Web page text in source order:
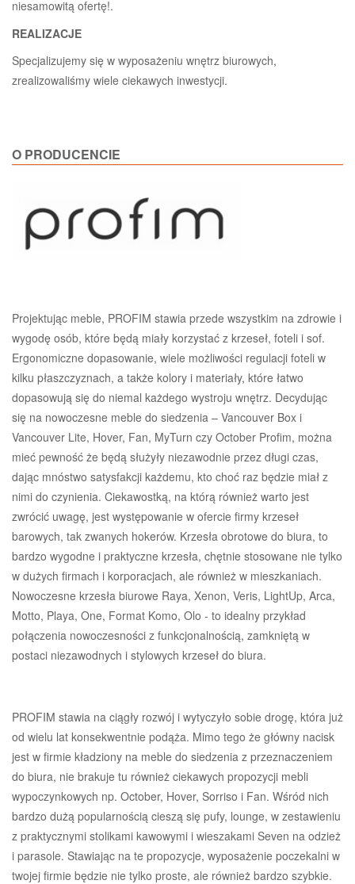
niesamowitą ofertę!.
REALIZACJE
Specjalizujemy się w wyposażeniu wnętrz biurowych,
zrealizowaliśmy wiele ciekawych inwestycji.
O PRODUCENCIE
Projektując meble, PROFIM stawia przede wszystkim na zdrowie i
wygodę osób, które będą miały korzystać z krzeseł, foteli i sof.
Ergonomiczne dopasowanie, wiele możliwości regulacji foteli w
kilku płaszczyznach, a także kolory i materiały, które łatwo
dopasowują się do niemal każdego wystroju wnętrz. Decydując
się na nowoczesne meble do siedzenia – Vancouver Box i
Vancouver Lite, Hover, Fan, MyTurn czy October Profim, można
mieć pewność że będą służyły niezawodnie przez długi czas,
dając mnóstwo satysfakcji każdemu, kto choć raz będzie miał z
nimi do czynienia. Ciekawostką, na którą również warto jest
zwrócić uwagę, jest występowanie w ofercie firmy krzeseł
barowych, tak zwanych hokerów. Krzesła obrotowe do biura, to
bardzo wygodne i praktyczne krzesła, chętnie stosowane nie tylko
w dużych firmach i korporacjach, ale również w mieszkaniach.
Nowoczesne krzesła biurowe Raya, Xenon, Veris, LightUp, Arca,
Motto, Playa, One, Format Komo, Olo - to idealny przykład
połączenia nowoczesności z funkcjonalnością, zamkniętą w
postaci niezawodnych i stylowych krzeseł do biura.
PROFIM stawia na ciągły rozwój i wytyczyło sobie drogę, która już
od wielu lat konsekwentnie podąża. Mimo tego że główny nacisk
jest w firmie kładziony na meble do siedzenia z przeznaczeniem
do biura, nie brakuje tu również ciekawych propozycji mebli
wypoczynkowych np. October, Hover, Sorriso i Fan. Wśród nich
bardzo dużą popularnością cieszą się pufy, lounge, w zestawieniu
z praktycznymi stolikami kawowymi i wieszakami Seven na odzież
i parasole. Stawiając na te propozycje, wyposażenie poczekalni w
twojej firmie będzie nie tylko proste, ale również bardzo szybkie.